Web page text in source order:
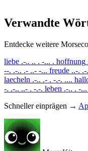
Verwandte
Entdecke weitere
liebe .-.. .. . -... . hoffnung
--. .-.. .- ..- -... freude ..-.
laecheln .-.. .- . -.-. ....
-. .-.. ..- . -.-. leben .-.. . -
Schneller einprägen →